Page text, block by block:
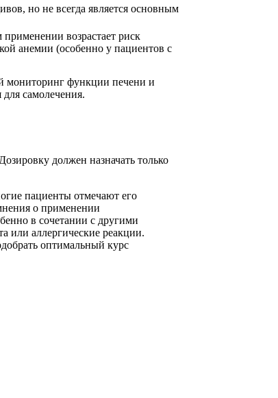
но не всегда является основным
возрастает риск
анемии (особенно у пациентов с
мониторинг функции печени и
самолечения.
должен назначать только
пациенты отмечают его
о применении
в сочетании с другими
или аллергические реакции.
оптимальный курс